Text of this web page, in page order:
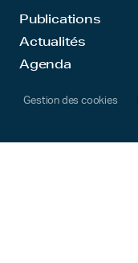
Publications
Actualités
Agenda
Gestion des cookies